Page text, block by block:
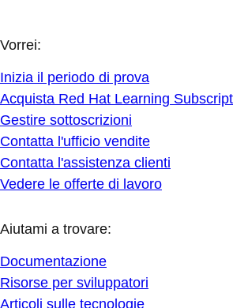
Vorrei:
Inizia il periodo di prova
Acquista Red Hat Learning
Gestire sottoscrizioni
Contatta l'ufficio vendite
Contatta l'assistenza clienti
Vedere le offerte di lavoro
Aiutami a trovare:
Documentazione
Risorse per sviluppatori
Articoli sulle tecnologie